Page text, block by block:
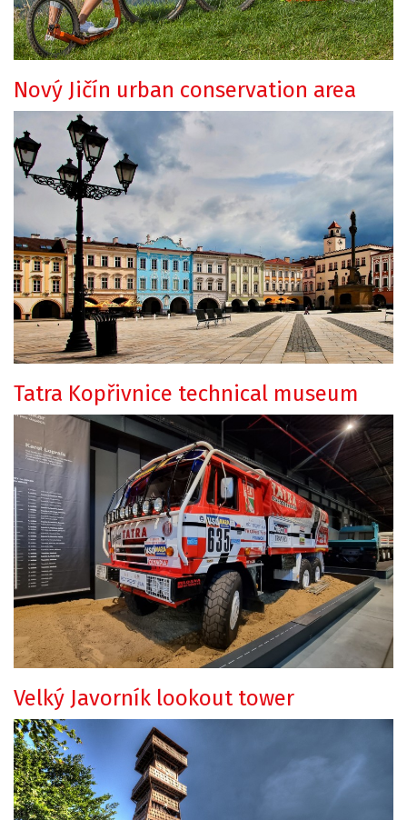
Nový Jičín urban conservation area
Tatra Kopřivnice technical museum
Velký Javorník lookout tower